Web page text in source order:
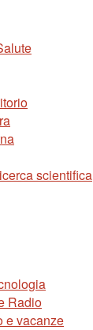
scientifica
Radio
e vacanze